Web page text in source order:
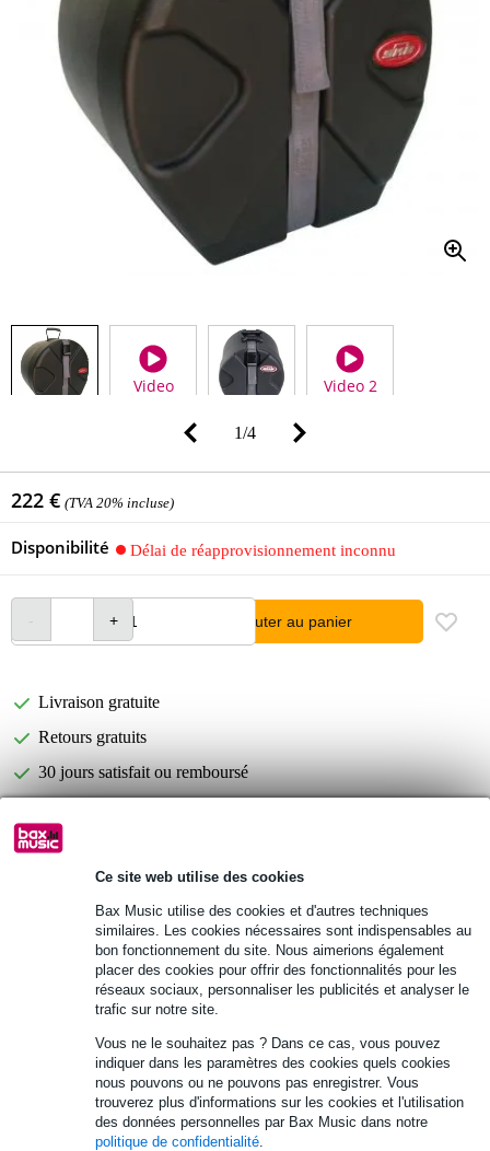
Ce site web utilise des cookies
Bax Music utilise des cookies et d'autres techniques
similaires. Les cookies nécessaires sont indispensables au
bon fonctionnement du site. Nous aimerions également
placer des cookies pour offrir des fonctionnalités pour les
réseaux sociaux, personnaliser les publicités et analyser le
trafic sur notre site.
Vous ne le souhaitez pas ? Dans ce cas, vous pouvez
indiquer dans les paramètres des cookies quels cookies
nous pouvons ou ne pouvons pas enregistrer. Vous
trouverez plus d'informations sur les cookies et l'utilisation
des données personnelles par Bax Music dans notre
politique de confidentialité
Video Video 2
1/4
222 € (TVA 20% incluse)
Disponibilité Délai de réapprovisionnement inconnu
Ajouter au panier
Livraison gratuite
Retours gratuits
30 jours satisfait ou remboursé
Informations
extérieur extrêmement robuste
intérieur rembourré très résistant
Afficher toutes les caractéristiques du produit
Autres variantes (4)